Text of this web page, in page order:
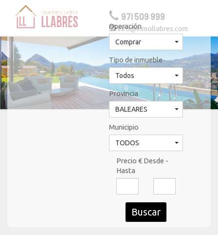
971 509 999
info@inmollabres.com
Operación
Comprar
Tipo de inmueble
Todos
Provincia
BALEARES
Municipio
TODOS
Precio € Desde -
Hasta
Buscar